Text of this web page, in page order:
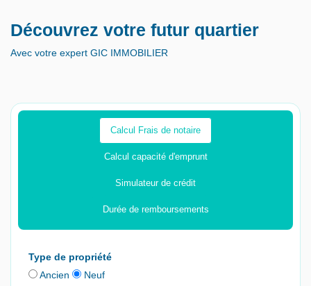
Découvrez votre futur quartier
Avec votre expert GIC IMMOBILIER
Calcul Frais de notaire
Calcul capacité d'emprunt
Simulateur de crédit
Durée de remboursements